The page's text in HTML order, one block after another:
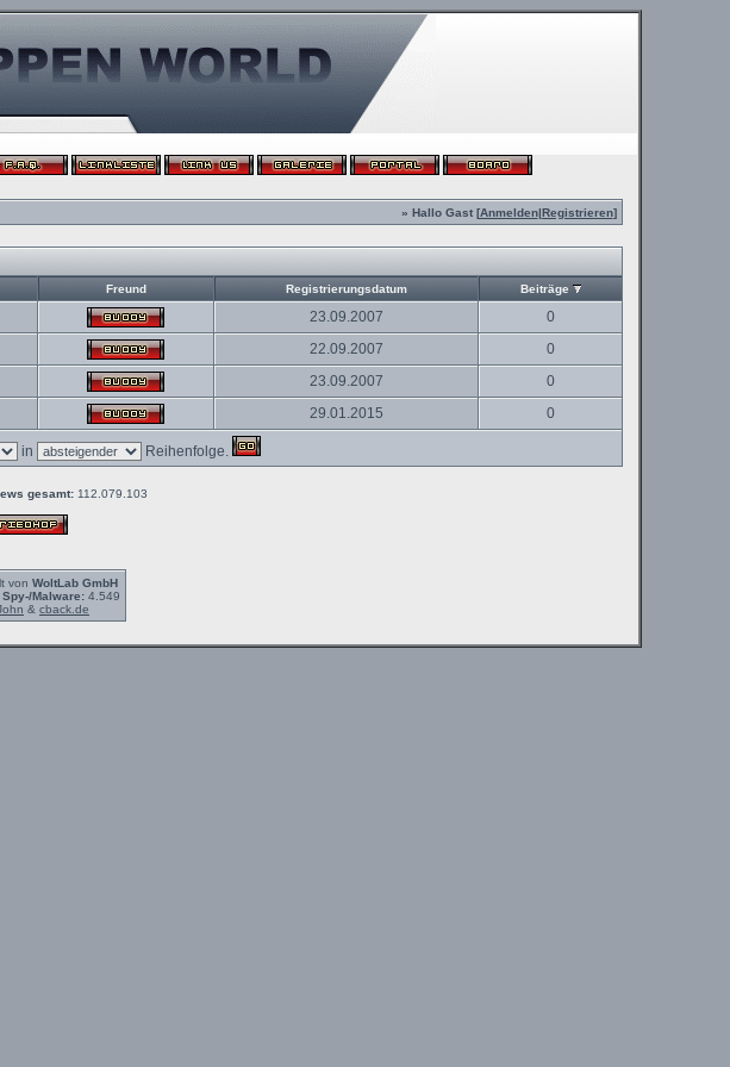
» Hallo Gast [Anmelden|Registrieren]
Freund Registrierungsdatum Beiträge
23.09.2007
0
22.09.2007
0
23.09.2007
0
29.01.2015 0
in Reihenfolge.
gesamt: 112.079.103
von WoltLab GmbH
Spy-/Malware:4.549
& cback.de